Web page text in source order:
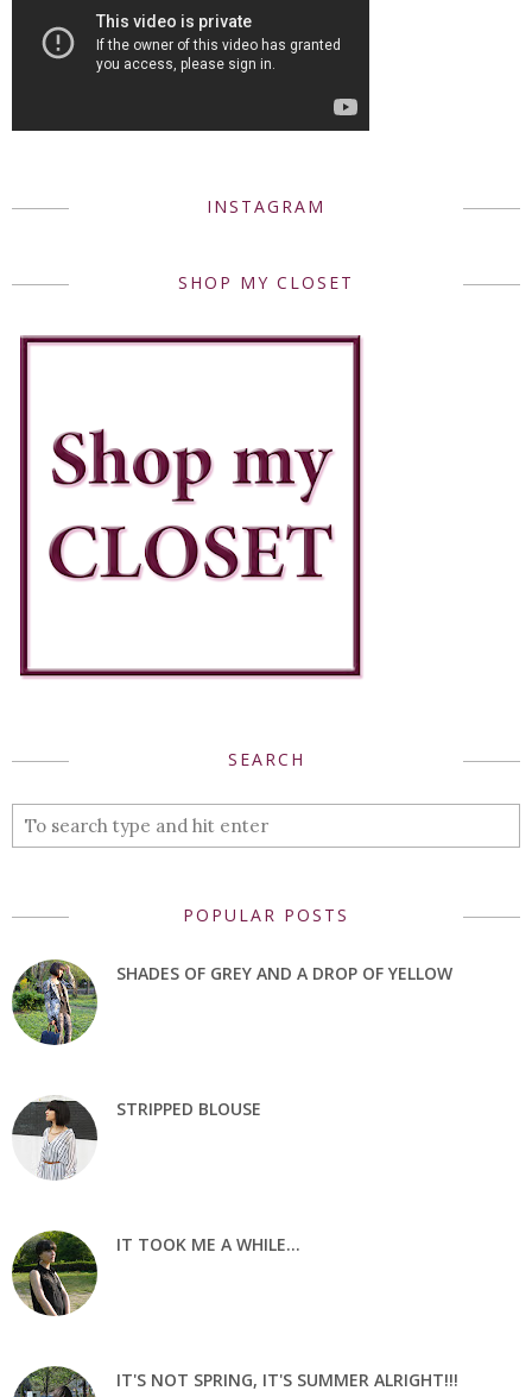
INSTAGRAM
SHOP MY CLOSET
SEARCH
POPULAR POSTS
SHADES OF GREY AND A DROP OF YELLOW
STRIPPED BLOUSE
IT TOOK ME A WHILE...
IT'S NOT SPRING, IT'S SUMMER ALRIGHT!!!